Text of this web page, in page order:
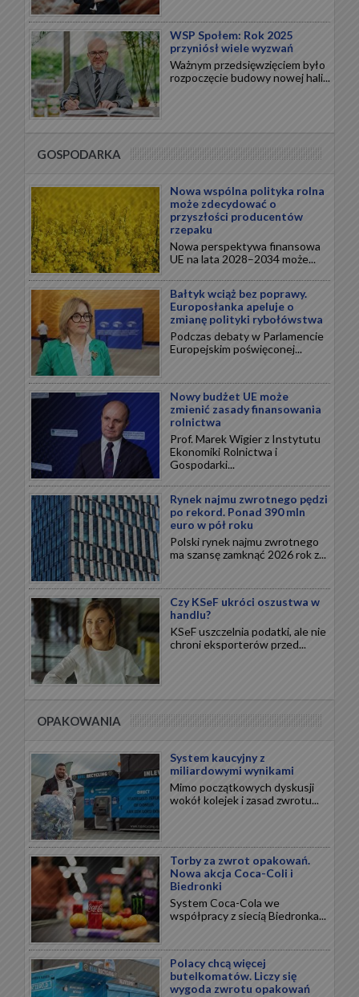
WSP Społem: Rok 2025
przyniósł wiele wyzwań
Ważnym przedsięwzięciem było
rozpoczęcie budowy nowej hali...
GOSPODARKA
Nowa wspólna polityka rolna
może zdecydować o
przyszłości producentów
rzepaku
Nowa perspektywa finansowa
UE na lata 2028–2034 może...
Bałtyk wciąż bez poprawy.
Europosłanka apeluje o
zmianę polityki rybołówstwa
Podczas debaty w Parlamencie
Europejskim poświęconej...
Nowy budżet UE może
zmienić zasady finansowania
rolnictwa
Prof. Marek Wigier z Instytutu
Ekonomiki Rolnictwa i
Gospodarki...
Rynek najmu zwrotnego pędzi
po rekord. Ponad 390 mln
euro w pół roku
Polski rynek najmu zwrotnego
ma szansę zamknąć 2026 rok z...
Czy KSeF ukróci oszustwa w
handlu?
KSeF uszczelnia podatki, ale nie
chroni eksporterów przed...
OPAKOWANIA
System kaucyjny z
miliardowymi wynikami
Mimo początkowych dyskusji
wokół kolejek i zasad zwrotu...
Torby za zwrot opakowań.
Nowa akcja Coca-Coli i
Biedronki
System Coca-Cola we
współpracy z siecią Biedronka...
Polacy chcą więcej
butelkomatów. Liczy się
wygoda zwrotu opakowań